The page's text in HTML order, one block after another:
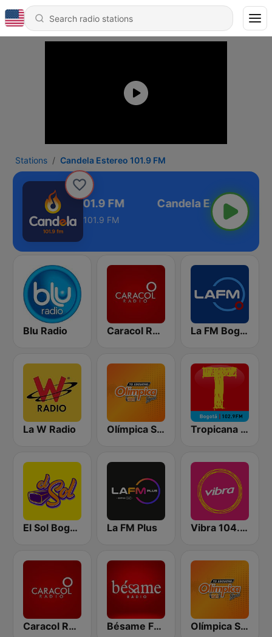
Stations Candela Estereo 101.9 FM
Estereo 101.9 FM
101.9 FM
Blu Radio Caracol Radio La FM Bogotá
La W Radio Olímpica Stereo Bogotá 105.9 FM Tropicana Bogotá
El Sol Bogotá La FM Plus Vibra 104.9 FM
Caracol Radio Medellín Bésame FM Bogotá Olímpica Stereo - Medellín 104.9 FM